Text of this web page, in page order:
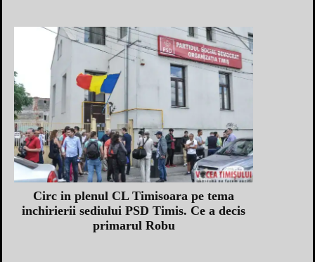
Circ in plenul CL Timisoara pe tema
inchirierii sediului PSD Timis. Ce a decis
primarul Robu